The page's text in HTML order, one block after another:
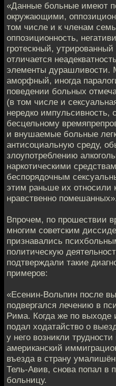
«Данные больные имеют
окружающими,
том числе и к членам
оппозиционность,
гротескный,
отличается
элементы дурашливости.
аморфный, иногда
поведении больных
(в том числе и
нередко импульсивность,
бесцельному
и внушаемые больные
антисоциальную среду,
злоупотреблению
наркотическими
беспорядочным
этим раньше их относили
нравственно
Впрочем, по прошествии
многим советским
признавались
политическую
подтверждали такие
примеров:
«Есенин-Вольпин после
подвергался лечению в
Рима. Когда же по выходе
подал ходатайство о
у него возникли
американский
въезда в страну
Тель-Авив, снова попал в
больницу.